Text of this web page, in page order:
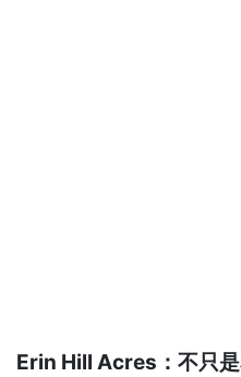
Erin Hill Acres：不只